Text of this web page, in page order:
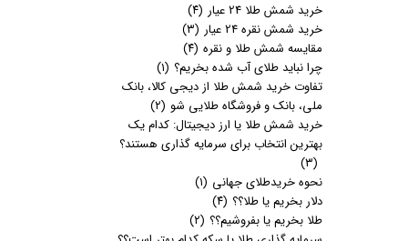
خرید شمش طلا 24 عیار
(۴)
خرید شمش نقره 24 عیار
(۳)
مقایسه شمش طلا و نقره (۴)
چرا نباید طلای آب شده بخریم؟ (۱)
تفاوت خرید شمش طلا از دیجی کالا، بانک
ملی، بانک و فروشگاه طلایی شو (۲)
خرید شمش طلا یا ارز دیجیتال: کدام یک
بهترین انتخاب برای سرمایه گذاری هستند؟
(۳)
نحوه خریدطلای جهانی (۱)
دلار بخریم یا طلا؟؟ (۴)
طلا بخریم یا بفروشیم؟؟ (۲)